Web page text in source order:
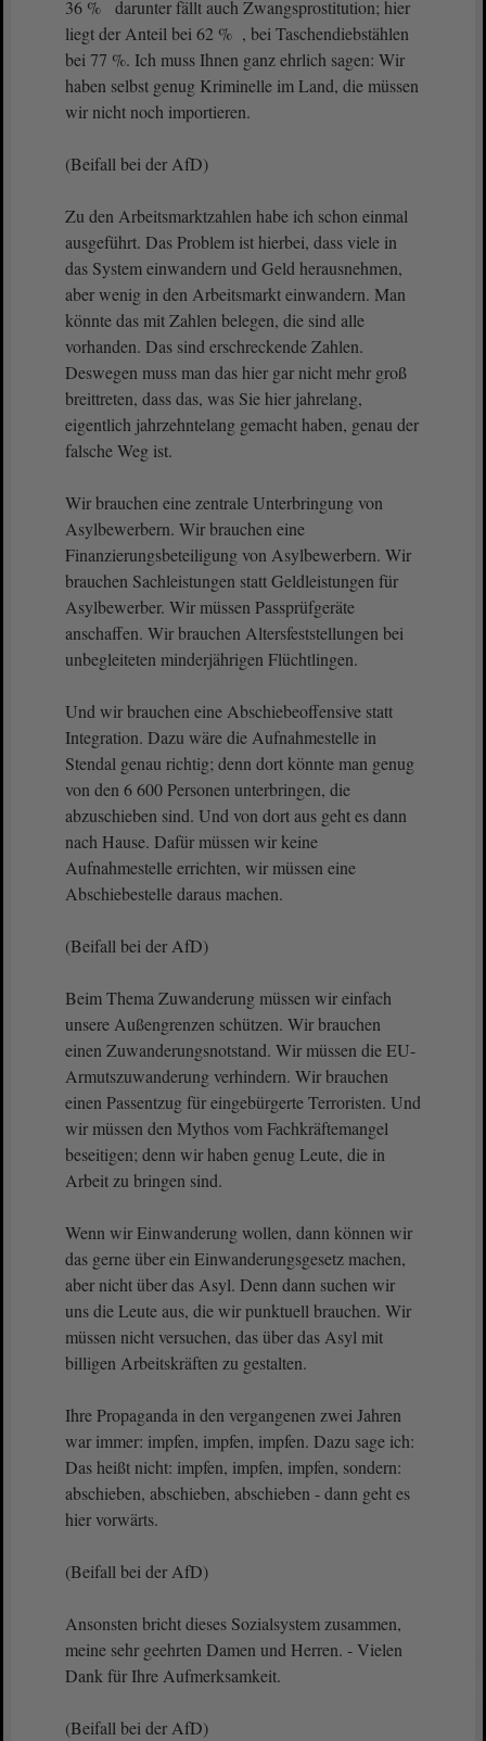
36 % darunter fällt auch Zwangsprostitution; hier
liegt der Anteil bei 62 % , bei Taschendiebstählen
bei 77 %. Ich muss Ihnen ganz ehrlich sagen: Wir
haben selbst genug Kriminelle im Land, die müssen
wir nicht noch importieren.
(Beifall bei der AfD)
Zu den Arbeitsmarktzahlen habe ich schon einmal
ausgeführt. Das Problem ist hierbei, dass viele in
das System einwandern und Geld herausnehmen,
aber wenig in den Arbeitsmarkt einwandern. Man
könnte das mit Zahlen belegen, die sind alle
vorhanden. Das sind erschreckende Zahlen.
Deswegen muss man das hier gar nicht mehr groß
breittreten, dass das, was Sie hier jahrelang,
eigentlich jahrzehntelang gemacht haben, genau der
falsche Weg ist.
Wir brauchen eine zentrale Unterbringung von
Asylbewerbern. Wir brauchen eine
Finanzierungsbeteiligung von Asylbewerbern. Wir
brauchen Sachleistungen statt Geldleistungen für
Asylbewerber. Wir müssen Passprüfgeräte
anschaffen. Wir brauchen Altersfeststellungen bei
unbegleiteten minderjährigen Flüchtlingen.
Und wir brauchen eine Abschiebeoffensive statt
Integration. Dazu wäre die Aufnahmestelle in
Stendal genau richtig; denn dort könnte man genug
von den 6 600 Personen unterbringen, die
abzuschieben sind. Und von dort aus geht es dann
nach Hause. Dafür müssen wir keine
Aufnahmestelle errichten, wir müssen eine
Abschiebestelle daraus machen.
(Beifall bei der AfD)
Beim Thema Zuwanderung müssen wir einfach
unsere Außengrenzen schützen. Wir brauchen
einen Zuwanderungsnotstand. Wir müssen die EU-
Armutszuwanderung verhindern. Wir brauchen
einen Passentzug für eingebürgerte Terroristen. Und
wir müssen den Mythos vom Fachkräftemangel
beseitigen; denn wir haben genug Leute, die in
Arbeit zu bringen sind.
Wenn wir Einwanderung wollen, dann können wir
das gerne über ein Einwanderungsgesetz machen,
aber nicht über das Asyl. Denn dann suchen wir
uns die Leute aus, die wir punktuell brauchen. Wir
müssen nicht versuchen, das über das Asyl mit
billigen Arbeitskräften zu gestalten.
Ihre Propaganda in den vergangenen zwei Jahren
war immer: impfen, impfen, impfen. Dazu sage ich:
Das heißt nicht: impfen, impfen, impfen, sondern:
abschieben, abschieben, abschieben - dann geht es
hier vorwärts.
(Beifall bei der AfD)
Ansonsten bricht dieses Sozialsystem zusammen,
meine sehr geehrten Damen und Herren. - Vielen
Dank für Ihre Aufmerksamkeit.
(Beifall bei der AfD)